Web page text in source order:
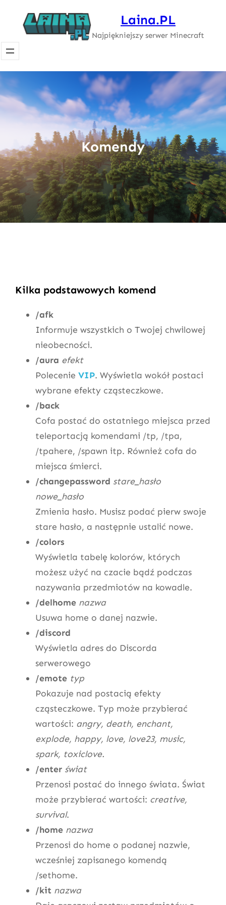
Laina.PL
Najpiękniejszy serwer Minecraft
Komendy
Kilka podstawowych komend
/afk
Informuje wszystkich o Twojej chwilowej
nieobecności.
/aura efekt
Polecenie VIP. Wyświetla wokół postaci
wybrane efekty cząsteczkowe.
/back
Cofa postać do ostatniego miejsca przed
teleportacją komendami /tp, /tpa,
/tpahere, /spawn itp. Również cofa do
miejsca śmierci.
/changepassword stare_hasło
nowe_hasło
Zmienia hasło. Musisz podać pierw swoje
stare hasło, a następnie ustalić nowe.
/colors
Wyświetla tabelę kolorów, których
możesz użyć na czacie bądź podczas
nazywania przedmiotów na kowadle.
/delhome nazwa
Usuwa home o danej nazwie.
/discord
Wyświetla adres do Discorda
serwerowego
/emote typ
Pokazuje nad postacią efekty
cząsteczkowe. Typ może przybierać
wartości: angry, death, enchant,
explode, happy, love, love23, music,
spark, toxiclove.
/enter świat
Przenosi postać do innego świata. Świat
może przybierać wartości: creative,
survival.
/home nazwa
Przenosi do home o podanej nazwie,
wcześniej zapisanego komendą
/sethome.
/kit nazwa